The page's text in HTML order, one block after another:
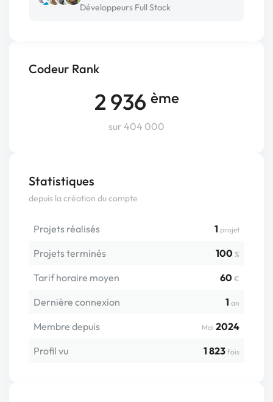
Codeur Rank
2 936 ème
sur 404 000
Statistiques
depuis la création du compte
Projets réalisés 1 projet
Projets terminés 100 %
Tarif horaire moyen 60 €
Dernière connexion 1 an
Membre depuis Mai 2024
Profil vu
1 823 fois
Développeurs Full Stack